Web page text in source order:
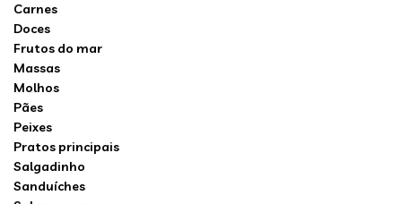
Carnes
Doces
Frutos do mar
Massas
Molhos
Pães
Peixes
Pratos principais
Salgadinho
Sanduíches